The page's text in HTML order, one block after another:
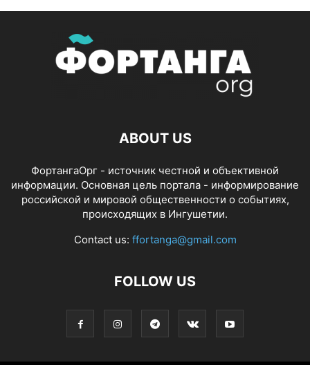
ABOUT US
ФортангаОрг - источник честной и объективной
информации. Основная цель портала - информирование
российской и мировой общественности о событиях,
происходящих в Ингушетии.
Contact us: ffortanga@gmail.com
FOLLOW US